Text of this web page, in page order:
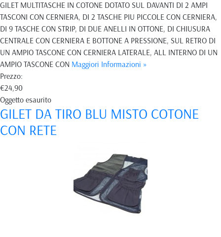
GILET MULTITASCHE IN COTONE DOTATO SUL DAVANTI DI 2 AMPI
TASCONI CON CERNIERA, DI 2 TASCHE PIU PICCOLE CON CERNIERA,
DI 9 TASCHE CON STRIP, DI DUE ANELLI IN OTTONE, DI CHIUSURA
CENTRALE CON CERNIERA E BOTTONE A PRESSIONE, SUL RETRO DI
UN AMPIO TASCONE CON CERNIERA LATERALE, ALL INTERNO DI UN
AMPIO TASCONE CON Maggiori Informazioni »
Prezzo:
€24,90
Oggetto esaurito
GILET DA TIRO BLU MISTO COTONE
CON RETE